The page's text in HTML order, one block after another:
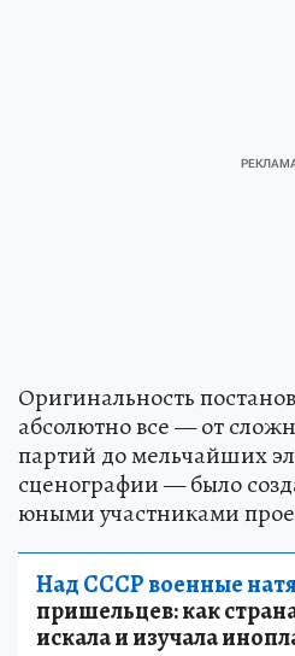
Оригинальность
абсолютно все — от
партий до мельчайших
сценографии — было
юными участниками
Над СССР военные
пришельцев: как
искала и изучала